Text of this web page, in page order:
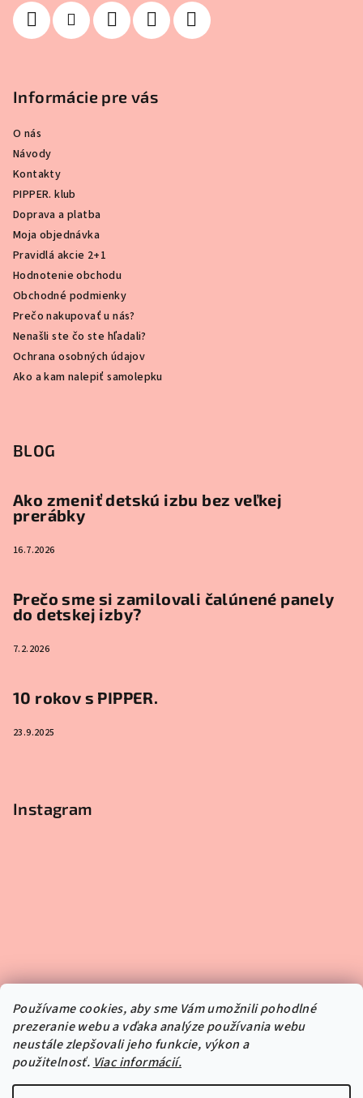
Používame cookies, aby sme Vám umožnili pohodlné
prezeranie webu a vďaka analýze používania webu
neustále zlepšovali jeho funkcie, výkon a
použitelnosť. Viac informácií.
Informácie pre vás
O nás
Návody
Kontakty
PIPPER. klub
Doprava a platba
Moja objednávka
Pravidlá akcie 2+1
Hodnotenie obchodu
Obchodné podmienky
Prečo nakupovať u nás?
Nenašli ste čo ste hľadali?
Ochrana osobných údajov
Ako a kam nalepiť samolepku
BLOG
Ako zmeniť detskú izbu bez veľkej
prerábky
16.7.2026
Prečo sme si zamilovali čalúnené panely
do detskej izby?
7.2.2026
10 rokov s PIPPER.
23.9.2025
Instagram